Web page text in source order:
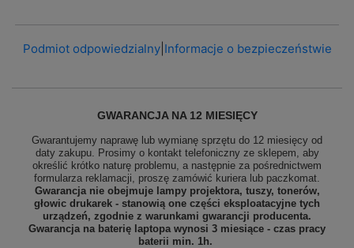
Podmiot odpowiedzialny| Informacje o bezpieczeństwie
GWARANCJA NA 12 MIESIĘCY
Gwarantujemy naprawę lub wymianę sprzętu do 12 miesięcy od
daty zakupu. Prosimy o kontakt telefoniczny ze sklepem, aby
określić krótko naturę problemu, a następnie za pośrednictwem
formularza reklamacji, proszę zamówić kuriera lub paczkomat.
Gwarancja nie obejmuje lampy projektora, tuszy, tonerów,
głowic drukarek - stanowią one części eksploatacyjne tych
urządzeń, zgodnie z warunkami gwarancji producenta.
Gwarancja na baterię laptopa wynosi 3 miesiące - czas pracy
baterii min. 1h.